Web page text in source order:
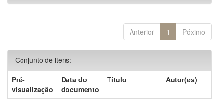
Anterior 1 Póximo
Conjunto de itens:
Pré-
visualização
Data do
documento
Título Autor(es)